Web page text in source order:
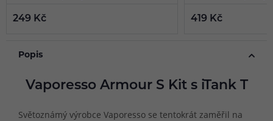
249 Kč 419 Kč
Popis
Vaporesso Armour S Kit s iTank T
Světoznámý výrobce Vaporesso se tentokrát zaměřil na